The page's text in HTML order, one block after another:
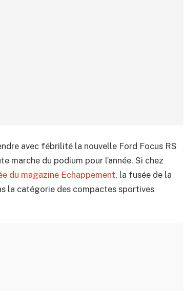
avec fébrilité la nouvelle Ford Focus RS
marche du podium pour l’année. Si chez
du magazine Echappement, la fusée de la
la catégorie des compactes sportives